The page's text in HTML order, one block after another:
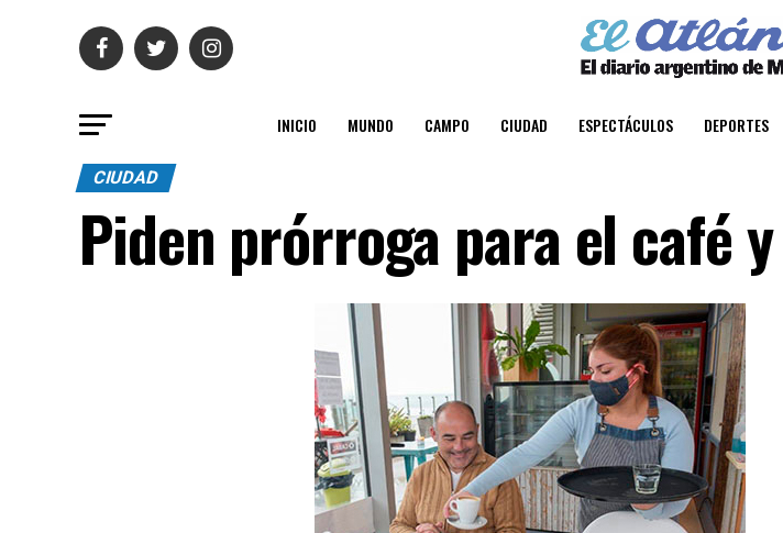
INICIO MUNDO CAMPO CIUDAD ESPECTÁCULOS DEPORTES
CIUDAD
Piden prórroga para el café